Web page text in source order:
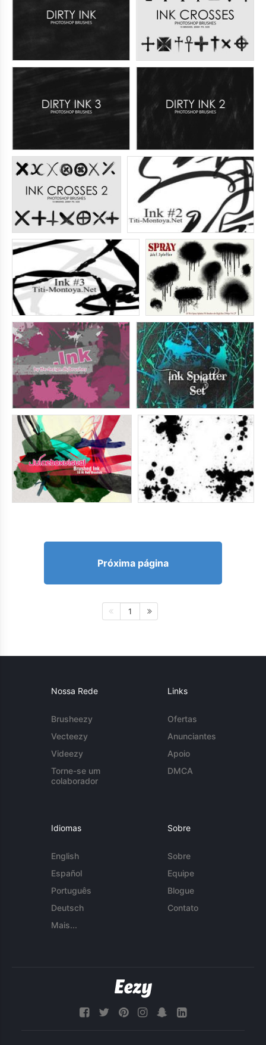
Próxima página
1
Nossa Rede
Brusheezy
Vecteezy
Videezy
Torne-se um
colaborador
Links
Ofertas
Anunciantes
Apoio
DMCA
Idiomas
English
Español
Português
Deutsch
Mais...
Sobre
Sobre
Equipe
Blogue
Contato